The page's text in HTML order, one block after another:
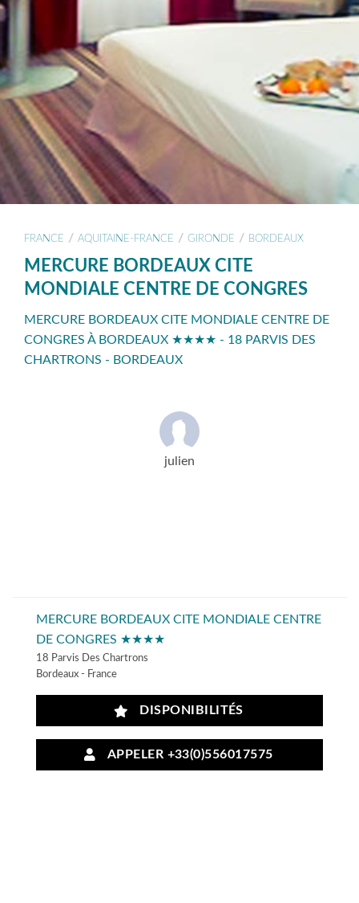
FRANCE / AQUITAINE-FRANCE / GIRONDE / BORDEAUX
MERCURE BORDEAUX CITE
MONDIALE CENTRE DE CONGRES
MERCURE BORDEAUX CITE MONDIALE CENTRE DE
CONGRES À BORDEAUX ★★★★ - 18 PARVIS DES
CHARTRONS - BORDEAUX
julien
MERCURE BORDEAUX CITE MONDIALE CENTRE
DE CONGRES ★★★★
18 Parvis Des Chartrons
Bordeaux - France
DISPONIBILITÉS
APPELER +33(0)556017575